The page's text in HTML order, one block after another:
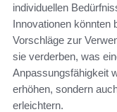
individuellen
Innovationen könnten
Vorschläge zur
sie verderben, was
Anpassungsfähigkeit
erhöhen, sondern
erleichtern.